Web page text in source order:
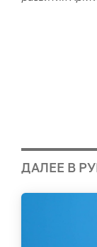
ДАЛЕЕ В